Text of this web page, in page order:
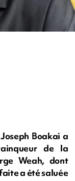
Boakai a
de la
Weah, dont
a été saluée